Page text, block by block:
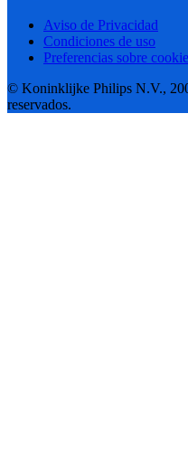
Aviso de Privacidad
Condiciones de uso
Preferencias sobre
© Koninklijke Philips N.V.,
reservados.